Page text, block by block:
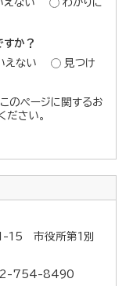
えない
わかりに
すか？
えない
見つけ
のページに関するお
ださい。
15 市役所第1別
754-8490